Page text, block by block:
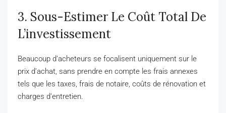
3. Sous-Estimer Le Coût Total De
L’investissement
Beaucoup d’acheteurs se focalisent uniquement sur le
prix d’achat, sans prendre en compte les frais annexes
tels que les taxes, frais de notaire, coûts de rénovation et
charges d’entretien.